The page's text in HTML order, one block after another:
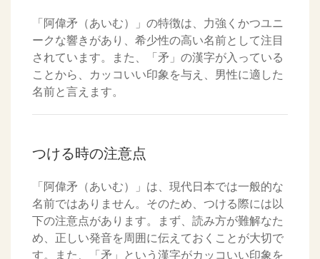
「阿偉矛（あいむ）」の特徴は、力強くかつユニ
ークな響きがあり、希少性の高い名前として注目
されています。また、「矛」の漢字が入っている
ことから、カッコいい印象を与え、男性に適した
名前と言えます。
つける時の注意点
「阿偉矛（あいむ）」は、現代日本では一般的な
名前ではありません。そのため、つける際には以
下の注意点があります。まず、読み方が難解なた
め、正しい発音を周囲に伝えておくことが大切で
す。また、「矛」という漢字がカッコいい印象を